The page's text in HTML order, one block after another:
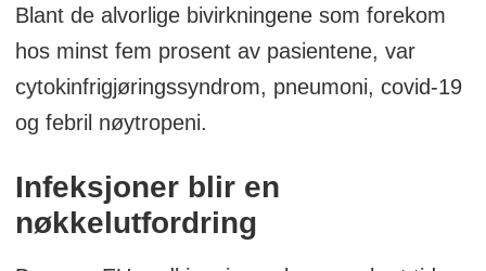
Blant de alvorlige bivirkningene som forekom
hos minst fem prosent av pasientene, var
cytokinfrigjøringssyndrom, pneumoni, covid-19
og febril nøytropeni.
Infeksjoner blir en
nøkkelutfordring